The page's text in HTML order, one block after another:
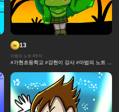
13
마법의 노트 4주차
#가현초등학교 #강현이 강사 #마법의 노트 #
날씨 #캐릭터 #아이돌 #액션 #컷만화 #창작
디자인 #마법 #노트 #채색기법 #연출 #무대